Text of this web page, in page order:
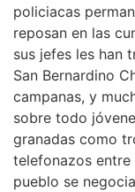
policiacas
reposan en las
sus jefes les han
San Bernardino
campanas, y
sobre todo
granadas como
telefonazos
pueblo se